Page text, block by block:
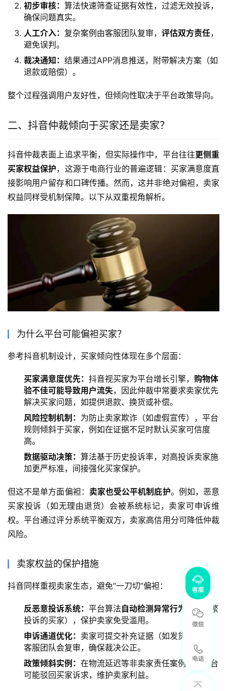
初步审核： 算法快速筛查证据有效性，过滤无效投诉，
确保问题真实。
人工介入： 复杂案例由客服团队复审， 评估双方责任，
避免误判。
裁决通知： 结果通过APP消息推送，附带解决方案（如
退款或赔偿）。
整个过程强调用户友好性，但倾向性取决于平台政策导向。
二、抖音仲裁倾向于买家还是卖家？
抖音仲裁表面上追求平衡，但实际操作中，平台往往更侧重
买家权益保护，这源于电商行业的普遍逻辑：买家满意度直
接影响用户留存和口碑传播。然而，这并非绝对偏袒，卖家
权益同样受机制保障。以下从双重视角解析。
为什么平台可能偏袒买家？
参考抖音机制设计，买家倾向性体现在多个层面：
买家满意度优先： 抖音视买家为平台增长引擎， 购物体
验不佳可能导致用户流失，因此仲裁中常要求卖家优先
解决买家问题，如提供退款、换货或补偿。
风险控制机制： 为防止卖家欺诈（如虚假宣传），平台
规则倾斜于买家，例如在证据不足时默认买家可信度
高。
数据驱动决策： 算法基于历史投诉率，对高投诉卖家施
加更严标准，间接强化买家保护。
但这不是单方面偏袒： 卖家也受公平机制庇护。例如，恶意
买家投诉（如无理由退货）会被系统标记，卖家可申诉维
权。平台通过评分系统平衡双方，卖家高信用分可降低仲裁
风险。
卖家权益的保护措施
抖音同样重视卖家生态，避免“一刀切”偏袒：
反恶意投诉系统： 平台算法自动检测异常行为
（如频繁
投诉的买家），保护卖家免受滥用。
申诉通道优化： 卖家可提交补充证据（如发货凭证），
客服团队会复审，确保裁决公正。
政策倾斜实例： 在物流延迟等非卖家责任案例中，平台
可能驳回买家诉求，维护卖家利益。